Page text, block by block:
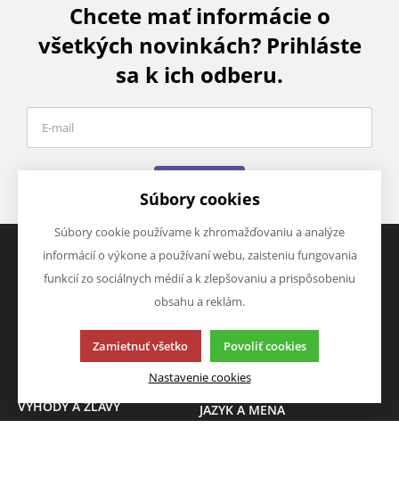
Chcete mať informácie o
všetkých novinkách? Prihláste
sa k ich odberu.
VŠETKO O NÁKUPE
Obchodné podmienky
O SPOLOČNOSTI
O nás
Kontakty
VÝHODY A ZĽAVY
Leto
JAZYK A MENA
Súbory cookies
Súbory cookie používame k zhromažďovaniu a analýze
informácií o výkone a používaní webu, zaisteniu fungovania
funkcií zo sociálnych médií a k zlepšovaniu a prispôsobeniu
obsahu a reklám.
Zamietnuť všetko Povoliť cookies
Nastavenie cookies